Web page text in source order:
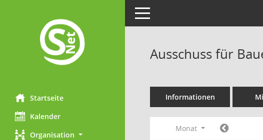
Startseite
Kalender
Organisation
Toggle navigation
Ausschuss für
Informationen
Monat